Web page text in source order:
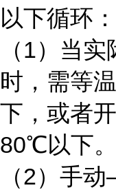
以下循环：
（1）当
时，需等
下，或者
80℃以下。
（2）手